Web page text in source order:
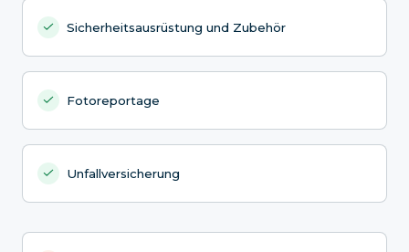
Sicherheitsausrüstung und Zubehör
Fotoreportage
Unfallversicherung